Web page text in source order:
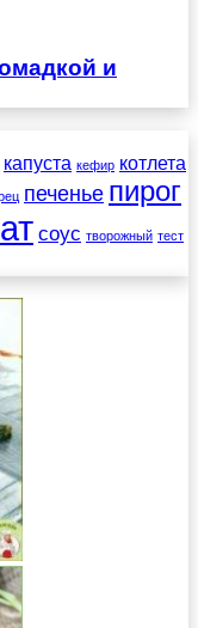
и
капуста кефир котлета
печенье пирог
соус творожный тест